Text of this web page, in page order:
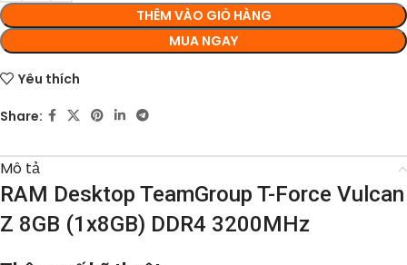
THÊM VÀO GIỎ HÀNG
MUA NGAY
Yêu thích
Share:
Mô tả
RAM Desktop TeamGroup T-Force Vulcan
Z 8GB (1x8GB) DDR4 3200MHz